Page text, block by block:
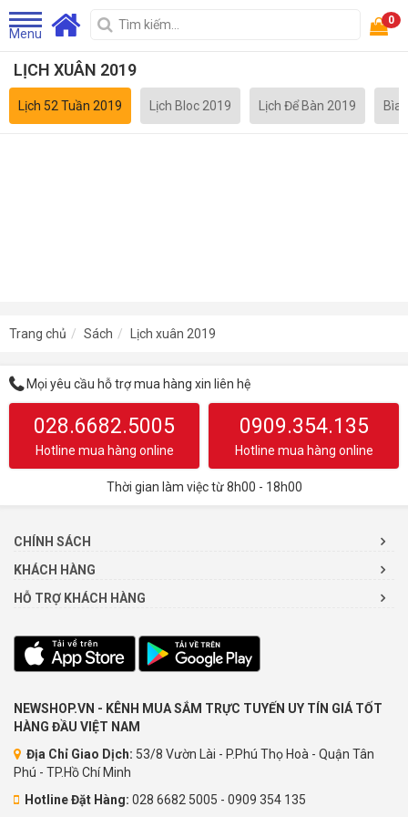
Menu
0
LỊCH XUÂN 2019
Lịch 52 Tuần 2019 Lịch Bloc 2019 Lịch Để Bàn 2019 Bìa
Trang chủ Sách Lịch xuân 2019
Mọi yêu cầu hỗ trợ mua hàng xin liên hệ
028.6682.5005
Hotline mua hàng online
0909.354.135
Hotline mua hàng online
Thời gian làm việc từ 8h00 - 18h00
CHÍNH SÁCH
KHÁCH HÀNG
HỖ TRỢ KHÁCH HÀNG
NEWSHOP.VN - KÊNH MUA SẮM TRỰC TUYẾN UY TÍN GIÁ TỐT
HÀNG ĐẦU VIỆT NAM
Địa Chỉ Giao Dịch: 53/8 Vườn Lài - P.Phú Thọ Hoà - Quận Tân
Phú - TP.Hồ Chí Minh
Hotline Đặt Hàng: 028 6682 5005 - 0909 354 135